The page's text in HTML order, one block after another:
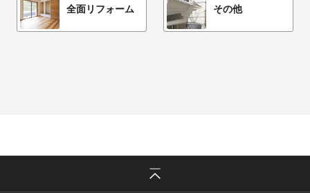
全面リフォーム その他